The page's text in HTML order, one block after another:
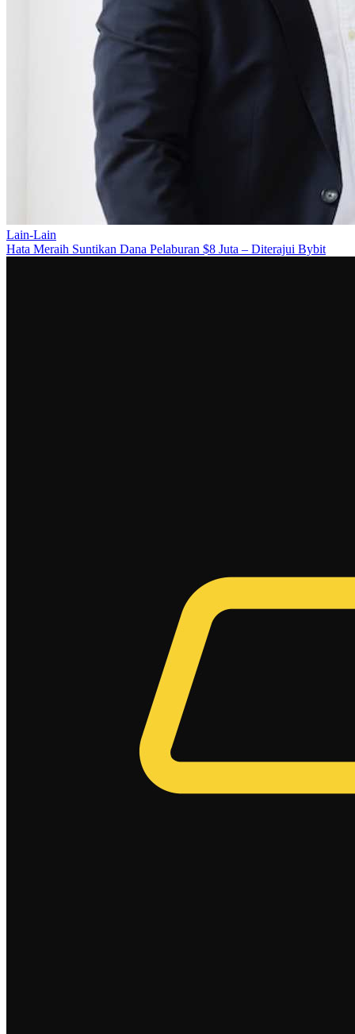
Lain-Lain
Hata Meraih Suntikan Dana Pelaburan $8 Juta – Diterajui Bybit